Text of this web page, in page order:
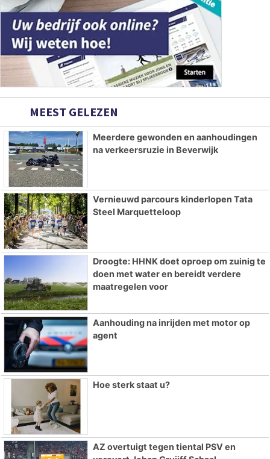
MEEST GELEZEN
Meerdere gewonden en aanhoudingen
na verkeersruzie in Beverwijk
Vernieuwd parcours kinderlopen Tata
Steel Marquetteloop
Droogte: HHNK doet oproep om zuinig te
doen met water en bereidt verdere
maatregelen voor
Aanhouding na inrijden met motor op
agent
Hoe sterk staat u?
AZ overtuigt tegen tiental PSV en